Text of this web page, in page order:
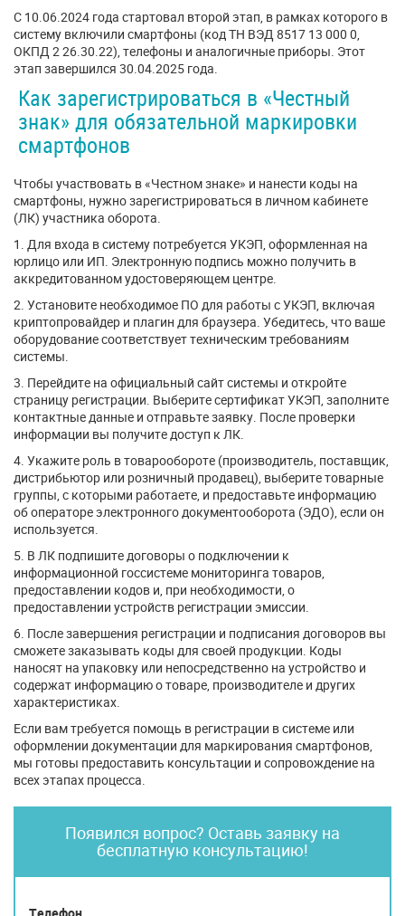
С 10.06.2024 года стартовал второй этап, в рамках которого в
систему включили смартфоны (код ТН ВЭД 8517 13 000 0,
ОКПД 2 26.30.22), телефоны и аналогичные приборы. Этот
этап завершился 30.04.2025 года.
Как зарегистрироваться в «Честный
знак» для обязательной маркировки
смартфонов
Чтобы участвовать в «Честном знаке» и нанести коды на
смартфоны, нужно зарегистрироваться в личном кабинете
(ЛК) участника оборота.
1. Для входа в систему потребуется УКЭП, оформленная на
юрлицо или ИП. Электронную подпись можно получить в
аккредитованном удостоверяющем центре.
2. Установите необходимое ПО для работы с УКЭП, включая
криптопровайдер и плагин для браузера. Убедитесь, что ваше
оборудование соответствует техническим требованиям
системы.
3. Перейдите на официальный сайт системы и откройте
страницу регистрации. Выберите сертификат УКЭП, заполните
контактные данные и отправьте заявку. После проверки
информации вы получите доступ к ЛК.
4. Укажите роль в товарообороте (производитель, поставщик,
дистрибьютор или розничный продавец), выберите товарные
группы, с которыми работаете, и предоставьте информацию
об операторе электронного документооборота (ЭДО), если он
используется.
5. В ЛК подпишите договоры о подключении к
информационной госсистеме мониторинга товаров,
предоставлении кодов и, при необходимости, о
предоставлении устройств регистрации эмиссии.
6. После завершения регистрации и подписания договоров вы
сможете заказывать коды для своей продукции. Коды
наносят на упаковку или непосредственно на устройство и
содержат информацию о товаре, производителе и других
характеристиках.
Если вам требуется помощь в регистрации в системе или
оформлении документации для маркирования смартфонов,
мы готовы предоставить консультации и сопровождение на
всех этапах процесса.
Появился вопрос? Оставь заявку на
бесплатную консультацию!